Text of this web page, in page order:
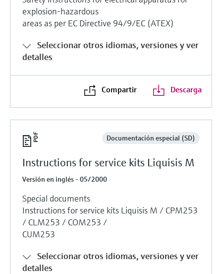
explosion-hazardous
areas as per EC Directive 94/9/EC (ATEX)
Seleccionar otros idiomas, versiones y ver
detalles
Compartir Descarga
Documentación especial (SD)
Instructions for service kits Liquisis M
Versión en inglés - 05/2000
Special documents
Instructions for service kits Liquisis M / CPM253
/ CLM253 / COM253 /
CUM253
Seleccionar otros idiomas, versiones y ver
detalles